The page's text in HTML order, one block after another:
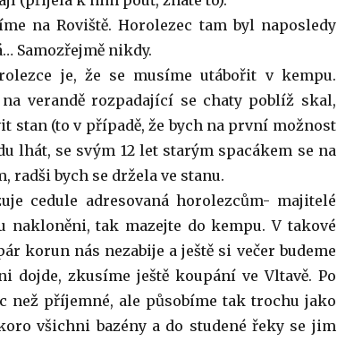
na Roviště. Horolezec tam byl naposledy
Samozřejmě nikdy.
je, že se musíme utábořit v kempu.
verandě rozpadající se chaty poblíž skal,
stan (to v případě, že bych na první možnost
lhát, se svým 12 let starým spacákem se na
radši bych se držela ve stanu.
cedule adresovaná horolezcům- majitelé
nakloněni, tak mazejte do kempu. V takové
korun nás nezabije a ještě si večer budeme
dojde, zkusíme ještě koupání ve Vltavě. Po
než příjemné, ale působíme tak trochu jako
všichni bazény a do studené řeky se jim